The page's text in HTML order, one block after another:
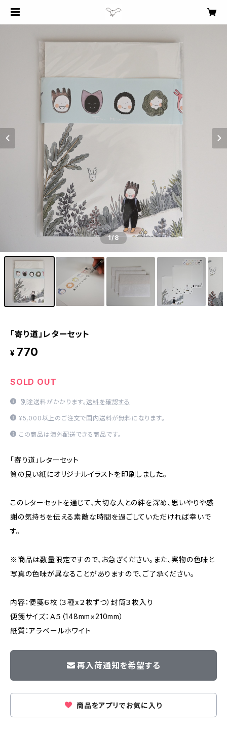
1/8
「寄り道」レターセット
¥ 770
SOLD OUT
別途送料がかかります。送料を確認する
¥5,000以上のご注文で国内送料が無料になります。
この商品は海外配送できる商品です。
「寄り道」レターセット
質の良い紙にオリジナルイラストを印刷しました。
このレターセットを通じて、大切な人との絆を深め、思いやりや感
謝の気持ちを伝える素敵な時間を過ごしていただければ幸いで
す。
※商品は数量限定ですので、お急ぎください。また、実物の色味と
写真の色味が異なることがありますので、ご了承ください。
内容：便箋６枚（３種x２枚ずつ）封筒３枚入り
便箋サイズ：Ａ５（148mm×210mm）
紙質：アラベールホワイト
再入荷通知を希望する
商品をアプリでお気に入り